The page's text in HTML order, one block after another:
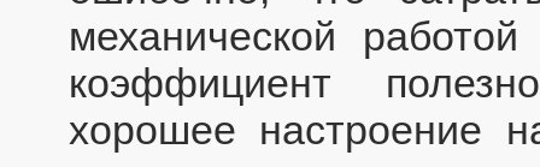
механической
коэффициент
хорошее настроение